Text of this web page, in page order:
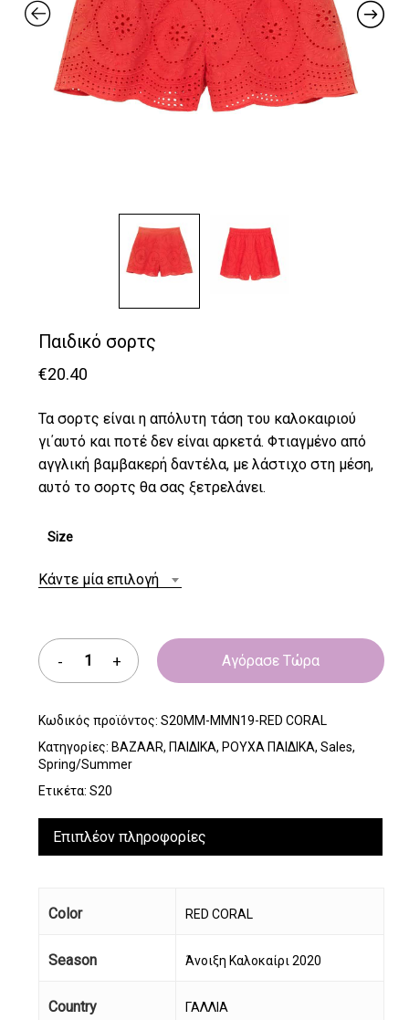
Παιδικό σορτς
€20.40
Τα σορτς είναι η απόλυτη τάση του καλοκαιριού
γι΄αυτό και ποτέ δεν είναι αρκετά. Φτιαγμένο από
αγγλική βαμβακερή δαντέλα, με λάστιχο στη μέση,
αυτό το σορτς θα σας ξετρελάνει.
Size
Κάντε μία επιλογή
Αγόρασε Τώρα
Κωδικός προϊόντος: S20MM-MMN19-RED CORAL
Κατηγορίες: BAZAAR, ΠΑΙΔΙΚΑ, ΡΟΥΧΑ ΠΑΙΔΙΚΑ, Sales,
Spring/Summer
Ετικέτα: S20
Επιπλέον πληροφορίες
Color RED CORAL
Season Άνοιξη Καλοκαίρι 2020
Country ΓΑΛΛΙΑ